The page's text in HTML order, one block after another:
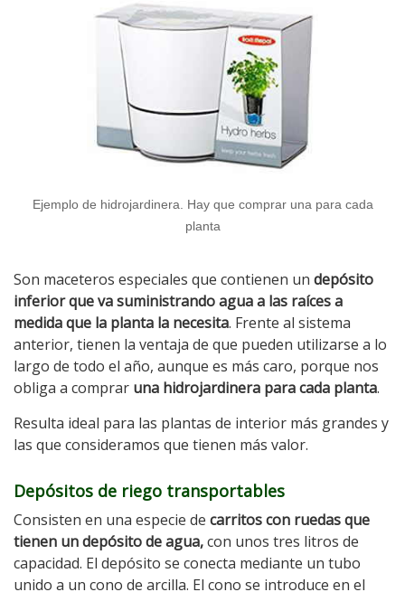
Ejemplo de hidrojardinera. Hay que comprar una para cada
planta
Son maceteros especiales que contienen un depósito
inferior que va suministrando agua a las raíces a
medida que la planta la necesita. Frente al sistema
anterior, tienen la ventaja de que pueden utilizarse a lo
largo de todo el año, aunque es más caro, porque nos
obliga a comprar una hidrojardinera para cada planta.
Resulta ideal para las plantas de interior más grandes y
las que consideramos que tienen más valor.
Depósitos de riego transportables
Consisten en una especie de carritos con ruedas que
tienen un depósito de agua,con unos tres litros de
capacidad. El depósito se conecta mediante un tubo
unido a un cono de arcilla. El cono se introduce en el